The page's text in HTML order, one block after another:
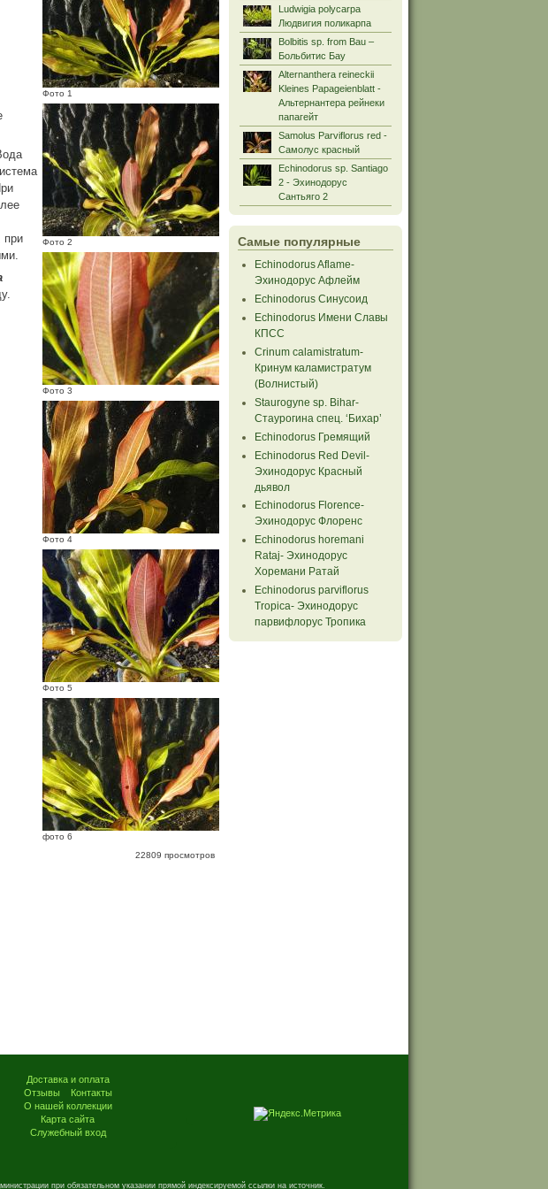
Фото 1
Фото 2
Фото 3
Фото 4
Фото 5
фото 6
при
22809 просмотров
Ludwigia polycarpa
Людвигия поликарпа
Bolbitis sp. from Bau –
Больбитис Бау
Alternanthera reineckii
Kleines Papageienblatt -
Альтернантера рейнеки
папагейт
Samolus Parviflorus red -
Самолус красный
Echinodorus sp. Santiago
2 - Эхинодорус
Сантьяго 2
Самые популярные
Echinodorus Aflame-
Эхинодорус Афлейм
Echinodorus Синусоид
Echinodorus Имени Славы
КПСС
Crinum calamistratum-
Кринум каламистратум
(Волнистый)
Staurogyne sp. Bihar-
Стаурогина спец. ‘Бихар’
Echinodorus Гремящий
Echinodorus Red Devil-
Эхинодорус Красный
дьявол
Echinodorus Florence-
Эхинодорус Флоренс
Echinodorus horemani
Rataj- Эхинодорус
Хоремани Ратай
Echinodorus parviflorus
Tropiсa- Эхинодорус
парвифлорус Тропика
Доставка и оплата
Отзывы
Контакты
О нашей коллекции
Карта сайта
Служебный вход
при обязательном указании прямой индексируемой ссылки на источник.